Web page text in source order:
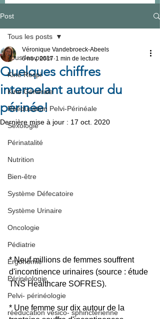
Post
Tous les posts
Kiné Respi
Kiné Générale
Rééducation Pelvi-Périnéale
Sexologie
Périnatalité
Nutrition
Bien-être
Système Défecatoire
Système Urinaire
Oncologie
Pédiatrie
Ergonomie
Périnéologie
Pelvi- périnéologie
rééducation vésico- sphinctérienne
Tous les posts
Quelques chiffres
interpelant autour du
périnée!
Véronique Vandebroeck-Abeels
6 nov. 2017 1 min de lecture
Dernière mise à jour : 17 oct. 2020
* Neuf millions de femmes souffrent
d'incontinence urinaires (source : étude
TNS Healthcare SOFRES).
* Une femme sur dix autour de la